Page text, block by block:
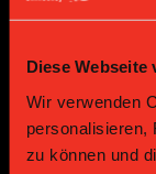
Diese Webseite
Wir verwenden
personalisieren,
zu können und
Platin Partner